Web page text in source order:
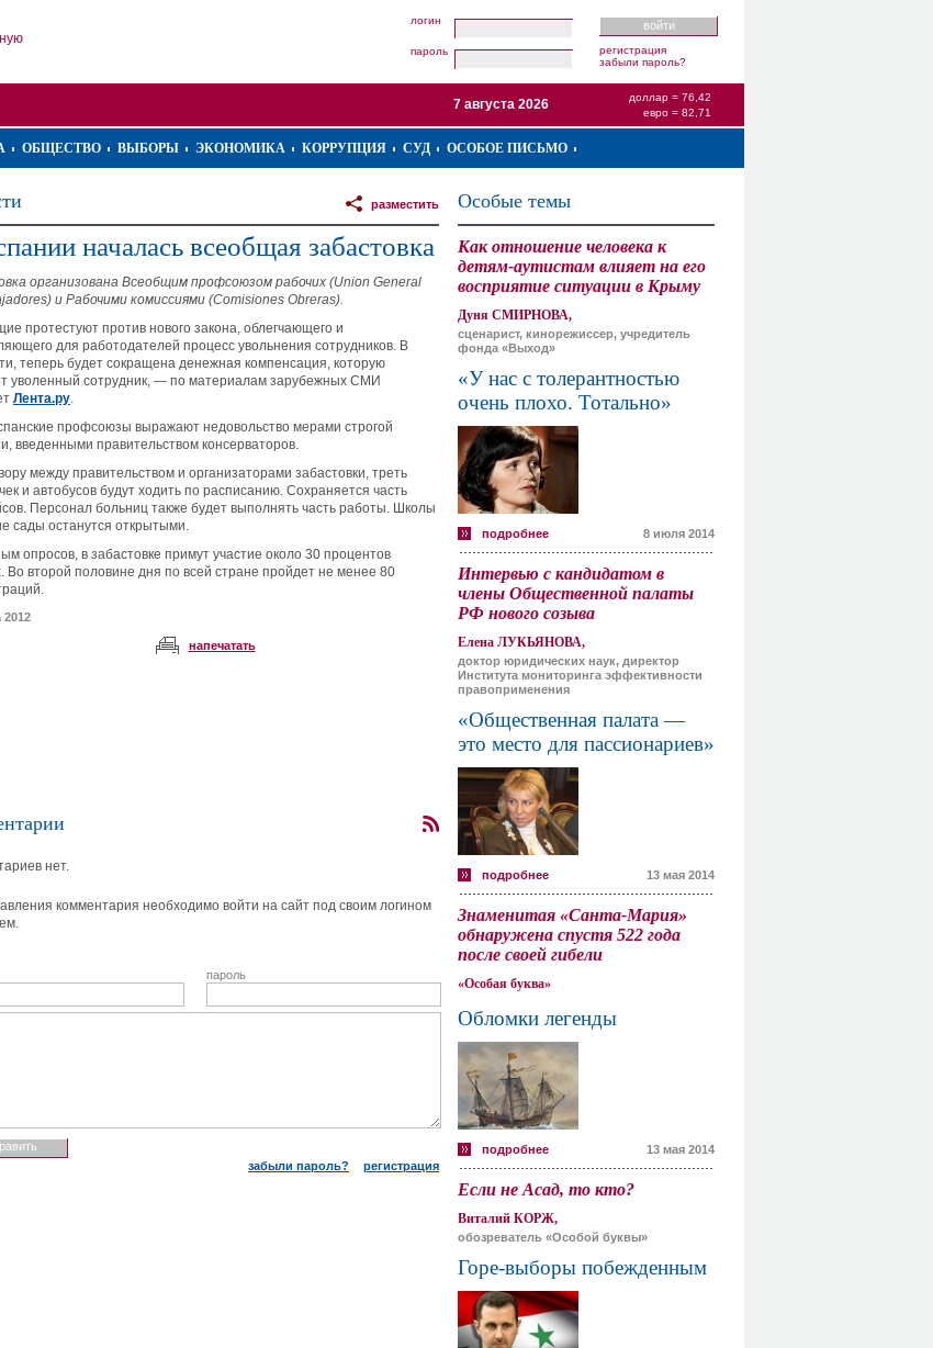
логин
пароль
регистрация
забыли пароль?
доллар = 76,42
евро = 82,71
7 августа 2026
ОБЩЕСТВО ВЫБОРЫ ЭКОНОМИКА КОРРУПЦИЯ СУД ОСОБОЕ ПИСЬМО
разместить
началась всеобщая забастовка
организована Всеобщим профсоюзом рабочих (Uniоn General
и Рабочими комиссиями (Comisiones Obreras).
протестуют против нового закона, облегчающего и
для работодателей процесс увольнения сотрудников. В
теперь будет сокращена денежная компенсация, которую
уволенный сотрудник, — по материалам зарубежных СМИ
Лента.ру.
профсоюзы выражают недовольство мерами строгой
введенными правительством консерваторов.
между правительством и организаторами забастовки, треть
и автобусов будут ходить по расписанию. Сохраняется часть
Персонал больниц также будет выполнять часть работы. Школы
сады останутся открытыми.
опросов, в забастовке примут участие около 30 процентов
Во второй половине дня по всей стране пройдет не менее 80
2012
напечатать
нет.
комментария необходимо войти на сайт под своим логином
пароль
забыли пароль? регистрация
Особые темы
Как отношение человека к
детям-аутистам влияет на его
восприятие ситуации в Крыму
Дуня СМИРНОВА,
сценарист, кинорежиссер, учредитель
фонда «Выход»
«У нас с толерантностью
очень плохо. Тотально»
подробнее 8 июля 2014
Интервью с кандидатом в
члены Общественной палаты
РФ нового созыва
Елена ЛУКЬЯНОВА,
доктор юридических наук, директор
Института мониторинга эффективности
правоприменения
«Общественная палата —
это место для пассионариев»
подробнее 13 мая 2014
Знаменитая «Санта-Мария»
обнаружена спустя 522 года
после своей гибели
«Особая буква»
Обломки легенды
подробнее 13 мая 2014
Если не Асад, то кто?
Виталий КОРЖ,
обозреватель «Особой буквы»
Горе-выборы побежденным